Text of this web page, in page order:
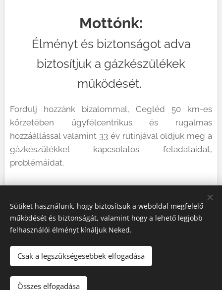
Mottónk:
Élményt és biztonságot adva
biztosítjuk a gázkészülékek
működését.
Fordulj hozzánk bizalommal, Cegléd 50 km-es
körzetében ügyfélcentrikus és rugalmas
hozzáállással valamint 33 év rutinjával oldjuk meg a
gázkészülékkel kapcsolatos feladataidat,
problémáidat.
Sütiket használunk, hogy biztosítsuk a weboldal megfelelő
működését és biztonságát, valamint hogy a lehető legjobb
felhasználói élményt kínáljuk Neked.
Csak a legszükségesebbek elfogadása
Összes elfogadása